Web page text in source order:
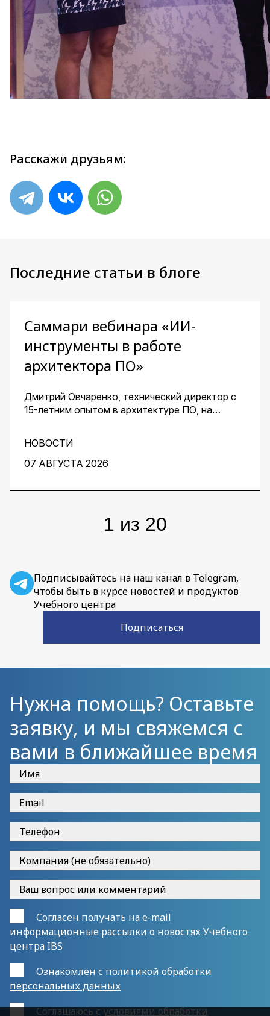
Расскажи друзьям:
Последние статьи в блоге
Саммари вебинара «ИИ-
инструменты в работе
архитектора ПО»
Дмитрий Овчаренко, технический директор с
15-летним опытом в архитектуре ПО, на
кондитеров — показал, как ИИ помогает
архитектору ускорить работу на всех этапах:
от чистого листа до готовых артефактов для
НОВОСТИ
07 АВГУСТА 2026
1 из 20
Подписывайтесь на наш канал в Telegram,
чтобы быть в курсе новостей и продуктов
Учебного центра
Подписаться
Нужна помощь? Оставьте
заявку, и мы свяжемся с
вами в ближайшее время
Согласен получать на e-mail
информационные рассылки о новостях Учебного
центра IBS
Ознакомлен с политикой обработки
персональных данных
Cоглашаюсь сусловиями обработки